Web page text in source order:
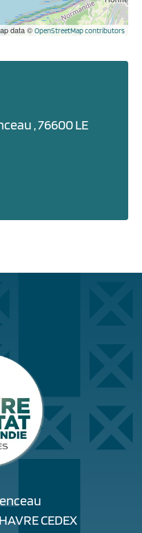
data © OpenStreetMap contributors
, 76600 LE
CEDEX